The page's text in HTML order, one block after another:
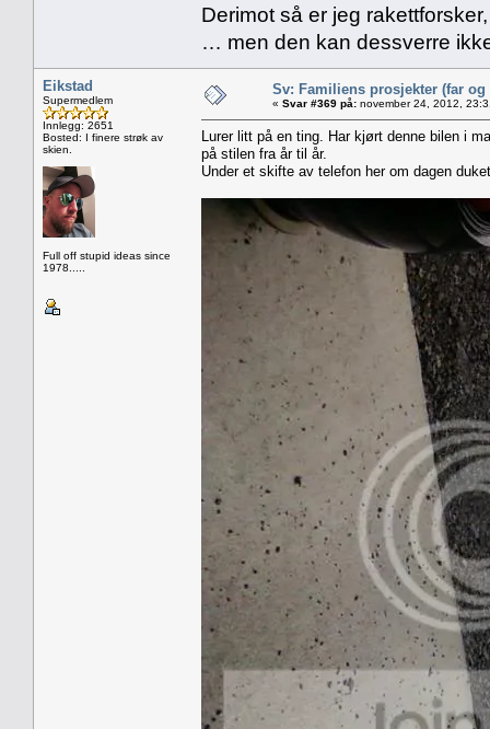
Derimot så er jeg
… men den kan dessverre
Eikstad
Supermedlem
Innlegg: 2651
Bosted: I finere strøk av
skien.
Full off stupid ideas since
1978.....
Sv: Familiens prosjekter (far og
« Svar #369 på: november 24, 2012,
Lurer litt på en ting. Har kjørt denne bilen i
på stilen fra år til år.
Under et skifte av telefon her om dagen